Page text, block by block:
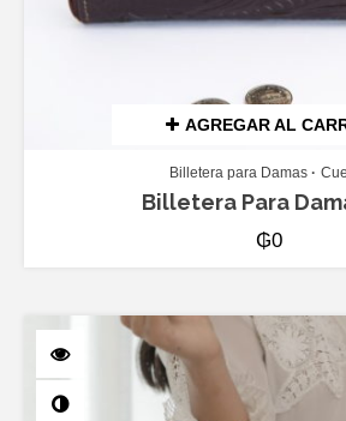
AGREGAR AL
Billetera para Damas
Billetera Para
₲0